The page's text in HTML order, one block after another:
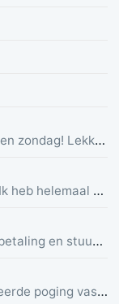
Doet zich voor als belastingdienst. Op een zondag! Lekker dom
"ongeautoriseerde poging" vanuit ING...Ik heb helemaal geen rekening bij ING :)
Doet zich voor als belastingdienst. Eist betaling en stuurt link in bericht met dreiging van beslaglegging.
sms met melding: Er is een ongeautoriseerde poging vastgesteld vanuit Duitsland was u dit niet? Bel de alarmlijn op 0113336916